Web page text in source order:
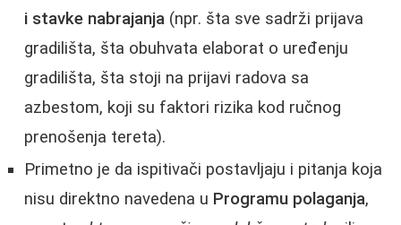
i stavke nabrajanja (npr. šta sve sadrži prijava
gradilišta, šta obuhvata elaborat o uređenju
gradilišta, šta stoji na prijavi radova sa
azbestom, koji su faktori rizika kod ručnog
prenošenja tereta).
Primetno je da ispitivači postavljaju i pitanja koja
nisu direktno navedena u Programu polaganja,